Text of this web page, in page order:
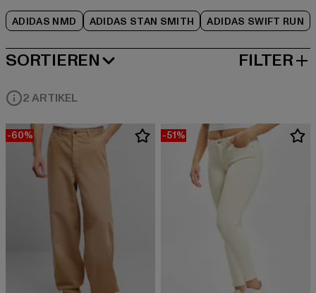
ADIDAS NMD ADIDAS STAN SMITH ADIDAS SWIFT RUN
SORTIEREN
BELIEBTESTE FILTER
2 ARTIKEL
-60% -51%